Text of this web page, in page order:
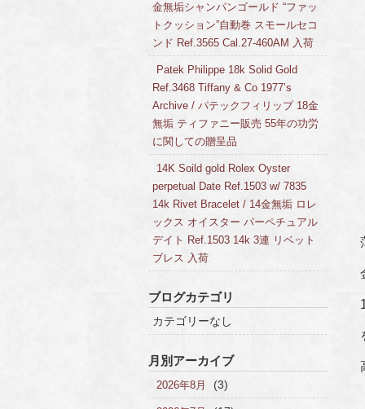
金無垢シャンパンゴールド “ファッ
トクッション”自動巻 スモールセコ
ンド Ref.3565 Cal.27-460AM 入荷
Patek Philippe 18k Solid Gold
Ref.3468 Tiffany & Co 1977’s
Archive / パテックフィリップ 18金
無垢 ティファニー販売 55年の功労
に関しての贈呈品
14K Soild gold Rolex Oyster
perpetual Date Ref.1503 w/ 7835
14k Rivet Bracelet / 14金無垢 ロレ
ックス オイスター パーペチュアル
デイト Ref.1503 14k 3連 リベット
ブレス 入荷
ブログカテゴリ
カテゴリーなし
月別アーカイブ
2026年8月 (3)